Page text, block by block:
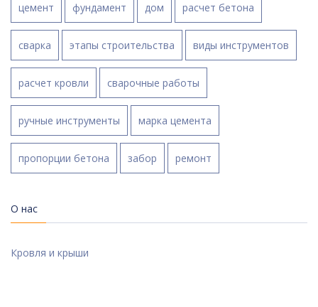
цемент фундамент дом расчет бетона
сварка этапы строительства виды инструментов
расчет кровли сварочные работы
ручные инструменты марка цемента
пропорции бетона забор ремонт
О нас
Кровля и крыши